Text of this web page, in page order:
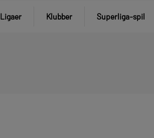
Ligaer Klubber Superliga-spil